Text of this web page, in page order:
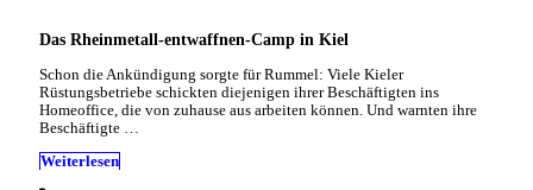
Das Rheinmetall-entwaffnen-Camp in Kiel
Schon die Ankündigung sorgte für Rummel: Viele Kieler
Rüstungsbetriebe schickten diejenigen ihrer Beschäftigten ins
Homeoffice, die von zuhause aus arbeiten können. Und warnten ihre
Beschäftigte …
Weiterlesen